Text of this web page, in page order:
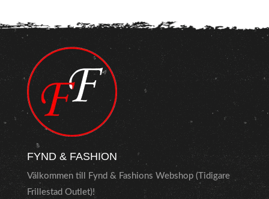
FYND & FASHION
Välkommen till Fynd & Fashions Webshop (Tidigare
Frillestad Outlet)!